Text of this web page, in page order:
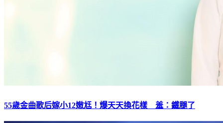
55歲金曲歌后嫁小12嫩尪！爆天天換花樣 羞：鐵腿了